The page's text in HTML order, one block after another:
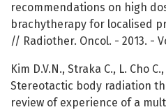
recommendations on high
brachytherapy for localised
// Radiother. Oncol. - 2013. -
Kim D.V.N., Straka C., L. Cho
Stereotactic body radiation
review of experience of a